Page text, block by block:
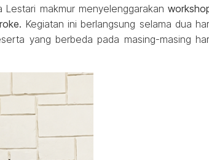
Lestari makmur menyelenggarakan
Kegiatan ini berlangsung selama dua
yang berbeda pada masing-masing